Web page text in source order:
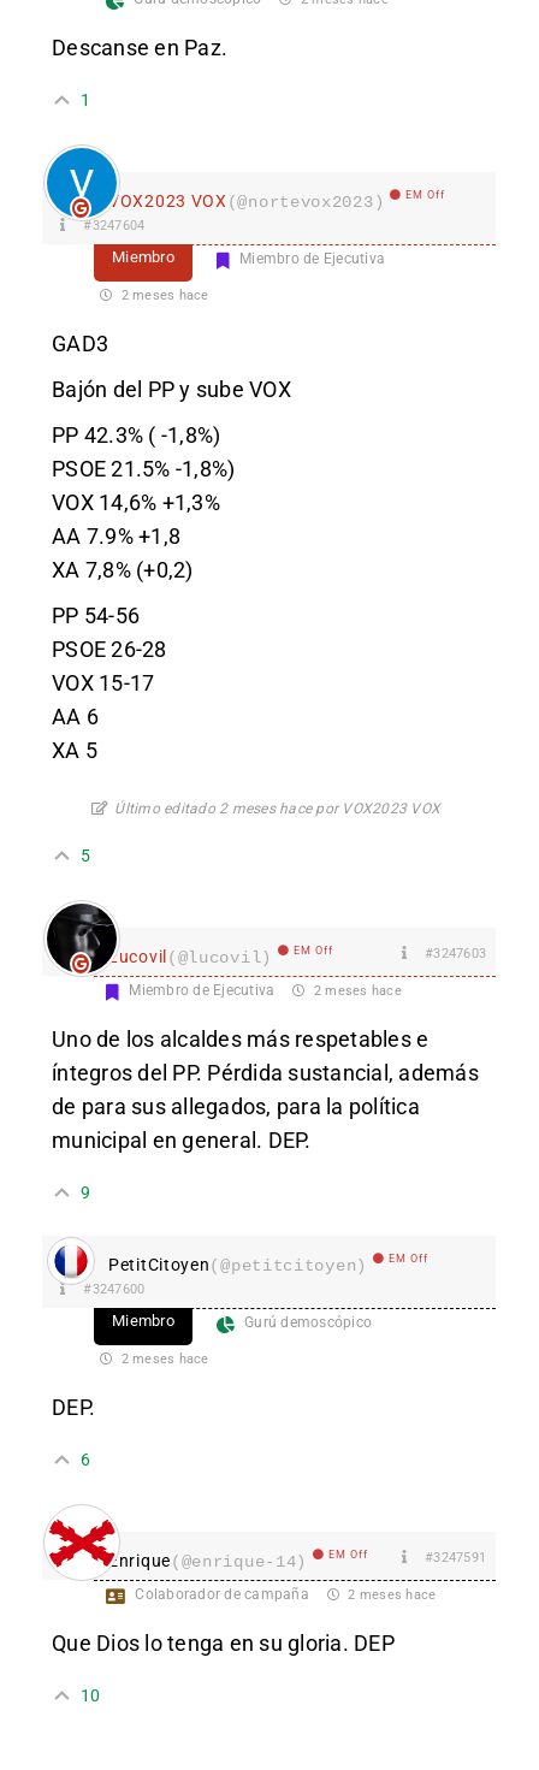
Descanse en Paz.
1
VOX2023 VOX (@nortevox2023) EM Off
#3247604
Miembro Miembro de Ejecutiva
2 meses hace
GAD3
Bajón del PP y sube VOX
PP 42.3% ( -1,8%)
PSOE 21.5% -1,8%)
VOX 14,6% +1,3%
AA 7.9% +1,8
XA 7,8% (+0,2)
PP 54-56
PSOE 26-28
VOX 15-17
AA 6
XA 5
Último editado 2 meses hace por VOX2023 VOX
5
Lucovil(@lucovil) EM Off #3247603
Miembro de Ejecutiva 2 meses hace
Uno de los alcaldes más respetables e
íntegros del PP. Pérdida sustancial, además
de para sus allegados, para la política
municipal en general. DEP.
9
PetitCitoyen(@petitcitoyen) EM Off
#3247600
Miembro Gurú demoscópico
2 meses hace
DEP.
6
Enrique(@enrique-14) EM Off #3247591
Colaborador de campaña 2 meses hace
Que Dios lo tenga en su gloria. DEP
10